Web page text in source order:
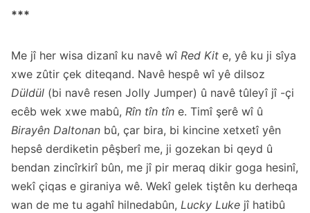
***
Me jî her wisa dizanî ku navê wî Red Kit e, yê ku ji sîya
xwe zûtir çek diteqand. Navê hespê wî yê dilsoz
Düldül (bi navê resen Jolly Jumper) û navê tûleyî jî -çi
ecêb wek xwe mabû, Rîn tîn tîn e. Timî şerê wî û
Birayên Daltonan bû, çar bira, bi kincine xetxetî yên
hepsê derdiketin pêşberî me, ji gozekan bi qeyd û
bendan zincîrkirî bûn, me jî pir meraq dikir goga hesinî,
wekî çiqas e giraniya wê. Wekî gelek tiştên ku derheqa
wan de me tu agahî hilnedabûn, Lucky Luke jî hatibû